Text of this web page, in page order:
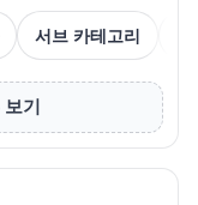
서브 카테고리
기